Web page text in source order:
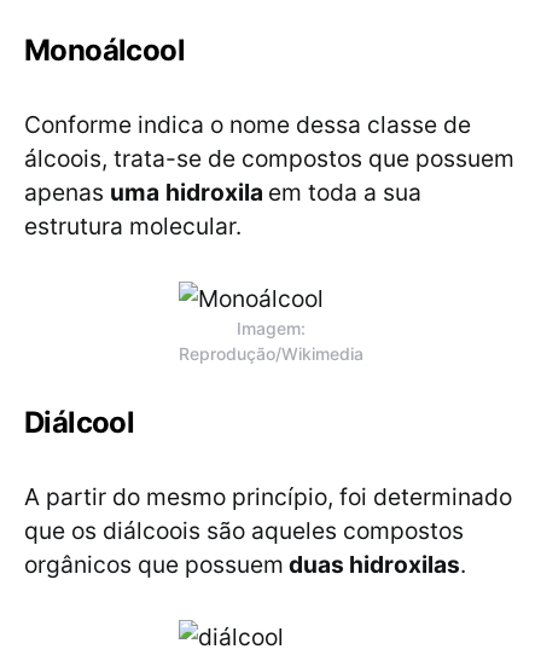
Monoálcool
Conforme indica o nome dessa classe de
álcoois, trata-se de compostos que possuem
apenas uma hidroxila em toda a sua
estrutura molecular.
Imagem:
Reprodução/Wikimedia
Diálcool
A partir do mesmo princípio, foi determinado
que os diálcoois são aqueles compostos
orgânicos que possuem duas hidroxilas.